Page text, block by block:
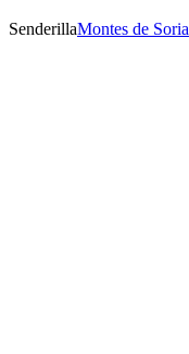
SenderillaMontes de Soria